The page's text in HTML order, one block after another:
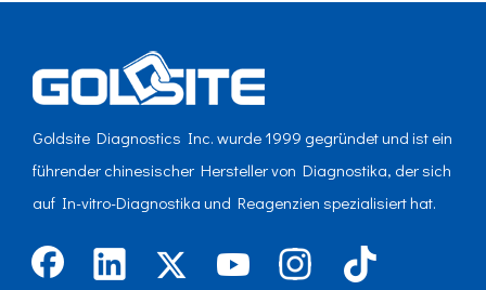
Goldsite Diagnostics Inc. wurde 1999 gegründet und ist ein
führender chinesischer Hersteller von Diagnostika, der sich
auf In-vitro-Diagnostika und Reagenzien spezialisiert hat.